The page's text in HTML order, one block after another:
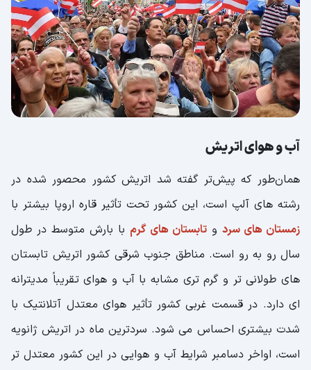
آب و هوای اتریش
همان‌طور که پیش‌تر گفته شد اتریش کشور محصور شده در
رشته های آلپ است، این کشور تحت تأثیر قاره اروپا بیشتر با
زمستان های سرد وتابستان های گرم با بارش متوسط در طول
سال رو به رو است. مناطق جنوب شرقی کشور اتریش تابستان
های طولانی تر و گرم تری مشابه با آب و هوای تقریباً مدیترانه
ای دارد. در قسمت غربی کشور تأثیر هوای معتدل آتلانتیک با
شدت بیشتری احساس می شود. سردترین ماه در اتریش ژانویه
است، اواخر دسامبر شرایط آب و هوایی در این کشور معتدل تر